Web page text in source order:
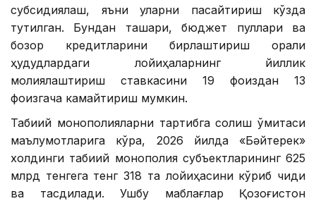
субсидиялаш, яъни уларни пасайтириш кўзда
тутилган. Бундан ташқари, бюджет пуллари ва
бозор кредитларини бирлаштириш орқали
ҳудудлардаги лойиҳаларнинг йиллик
молиялаштириш ставкасини 19 фоиздан 13
фоизгача камайтириш мумкин.
Табиий монополияларни тартибга солиш қўмитаси
маълумотларига кўра, 2026 йилда «Бәйтерек»
холдинги табиий монополия субъектларининг 625
млрд тенгега тенг 318 та лойиҳасини кўриб чиқди
ва тасдиқлади. Ушбу маблағлар Қозоғистон